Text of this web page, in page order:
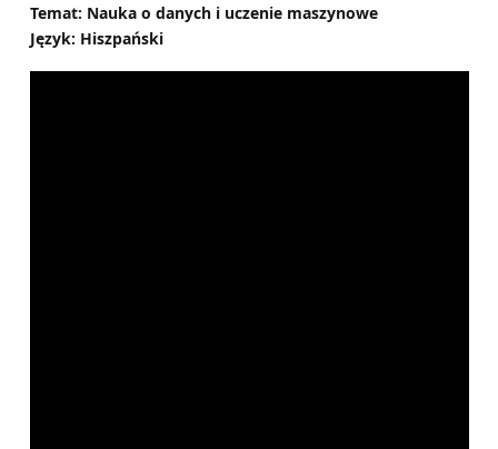
Temat: Nauka o danych i uczenie maszynowe
Język: Hiszpański